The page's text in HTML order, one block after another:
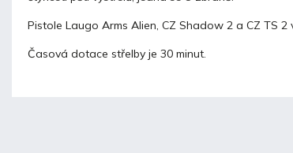
Pistole Laugo Arms Alien, CZ Shadow 2 a CZ TS 2
Časová dotace střelby je 30 minut.